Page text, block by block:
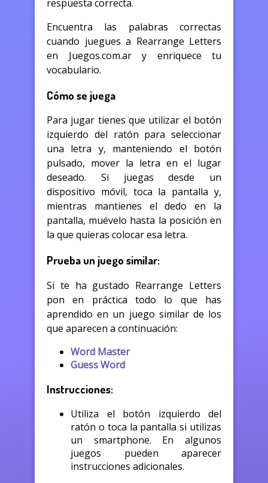
respuesta correcta.
Encuentra las palabras correctas
cuando juegues a Rearrange Letters
en Juegos.com.ar y enriquece tu
vocabulario.
Cómo se juega
Para jugar tienes que utilizar el botón
izquierdo del ratón para seleccionar
una letra y, manteniendo el botón
pulsado, mover la letra en el lugar
deseado. Si juegas desde un
dispositivo móvil, toca la pantalla y,
mientras mantienes el dedo en la
pantalla, muévelo hasta la posición en
la que quieras colocar esa letra.
Prueba un juego similar:
Si te ha gustado Rearrange Letters
pon en práctica todo lo que has
aprendido en un juego similar de los
que aparecen a continuación:
Word Master
Guess Word
Instrucciones:
Utiliza el botón izquierdo del
ratón o toca la pantalla si utilizas
un smartphone. En algunos
juegos pueden aparecer
instrucciones adicionales.